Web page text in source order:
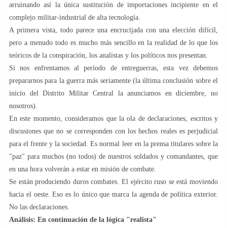
arruinando así la única sustitución de importaciones incipiente en el
complejo militar-industrial de alta tecnología.
A primera vista, todo parece una encrucijada con una elección difícil,
pero a menudo todo es mucho más sencillo en la realidad de lo que los
teóricos de la conspiración, los analistas y los políticos nos presentan.
Si nos enfrentamos al período de entreguerras, esta vez debemos
prepararnos para la guerra más seriamente (la última conclusión sobre el
inicio del Distrito Militar Central la anunciamos en diciembre, no
nosotros).
En este momento, consideramos que la ola de declaraciones, escritos y
discusiones que no se corresponden con los hechos reales es perjudicial
para el frente y la sociedad. Es normal leer en la prensa titulares sobre la
"paz" para muchos (no todos) de nuestros soldados y comandantes, que
en una hora volverán a estar en misión de combate.
Se están produciendo duros combates. El ejército ruso se está moviendo
hacia el oeste. Eso es lo único que marca la agenda de política exterior.
No las declaraciones.
Análisis: En continuación de la lógica "realista"